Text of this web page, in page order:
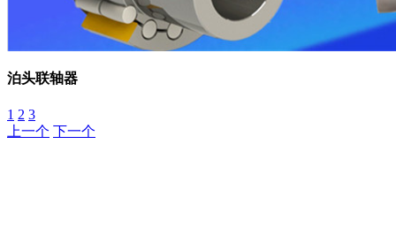
泊头联轴器
1 2 3
上一个 下一个